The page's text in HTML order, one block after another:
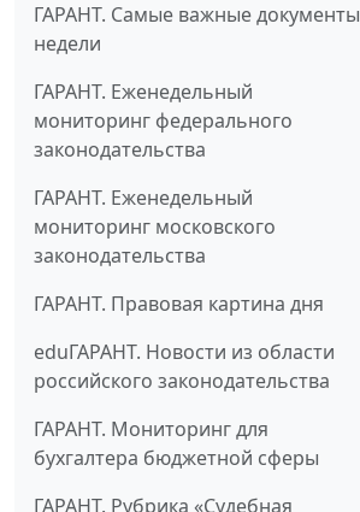
ГАРАНТ. Самые важные документы
недели
ГАРАНТ. Еженедельный
мониторинг федерального
законодательства
ГАРАНТ. Еженедельный
мониторинг московского
законодательства
ГАРАНТ. Правовая картина дня
eduГАРАНТ. Новости из области
российского законодательства
ГАРАНТ. Мониторинг для
бухгалтера бюджетной сферы
ГАРАНТ. Рубрика «Судебная